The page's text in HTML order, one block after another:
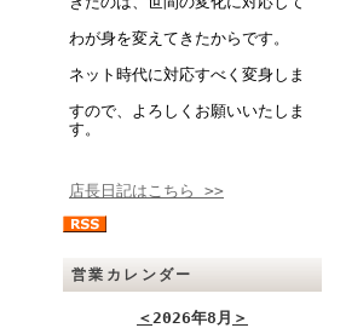
わが身を変えてきたからです。
ネット時代に対応すべく変身しま
すので、よろしくお願いいたしま
す。
店長日記はこちら >>
営業カレンダー
＜2026年8月 ＞